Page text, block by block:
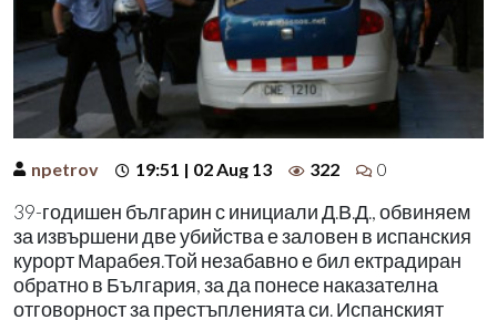
npetrov 19:51 | 02 Aug 13 322 0
39-годишен българин с инициали Д.В.Д., обвиняем
за извършени две убийства е заловен в испанския
курорт Марабея.Той незабавно е бил ектрадиран
обратно в България, за да понесе наказателна
отговорност за престъпленията си. Испанският